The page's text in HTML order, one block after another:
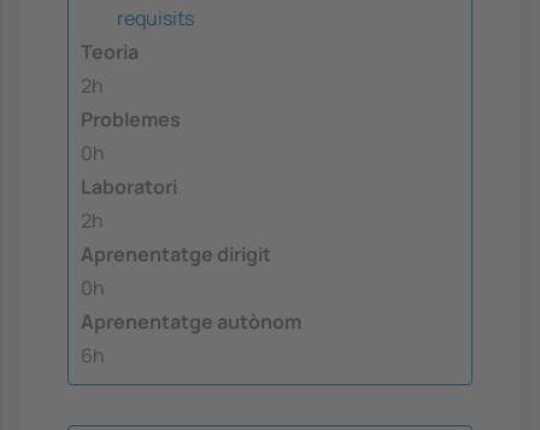
requisits
Teoria
2h
Problemes
0h
Laboratori
2h
Aprenentatge dirigit
0h
Aprenentatge autònom
6h